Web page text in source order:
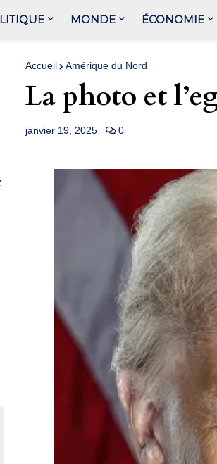
MONDE ÉCONOMIE
Accueil Amérique du Nord
La photo et
janvier 19, 2025 0